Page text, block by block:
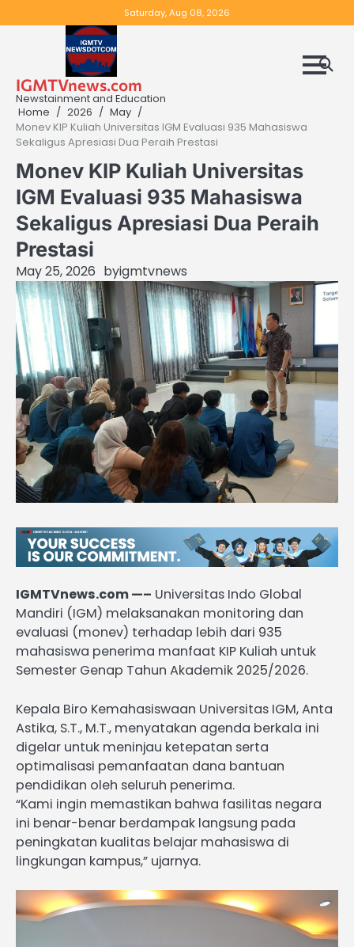
to
Saturday, Aug 08, 2026
IGMTVnews.com
Newstainment and Education
Home
2026
May
Monev KIP Kuliah Universitas IGM Evaluasi 935 Mahasiswa
Sekaligus Apresiasi Dua Peraih Prestasi
Monev KIP Kuliah Universitas
IGM Evaluasi 935 Mahasiswa
Sekaligus Apresiasi Dua Peraih
Prestasi
May 25, 2026 byigmtvnews
IGMTVnews.com —– Universitas Indo Global
Mandiri (IGM) melaksanakan monitoring dan
evaluasi (monev) terhadap lebih dari 935
mahasiswa penerima manfaat KIP Kuliah untuk
Semester Genap Tahun Akademik 2025/2026.
Kepala Biro Kemahasiswaan Universitas IGM, Anta
Astika, S.T., M.T., menyatakan agenda berkala ini
digelar untuk meninjau ketepatan serta
optimalisasi pemanfaatan dana bantuan
pendidikan oleh seluruh penerima.
“Kami ingin memastikan bahwa fasilitas negara
ini benar-benar berdampak langsung pada
peningkatan kualitas belajar mahasiswa di
lingkungan kampus,” ujarnya.